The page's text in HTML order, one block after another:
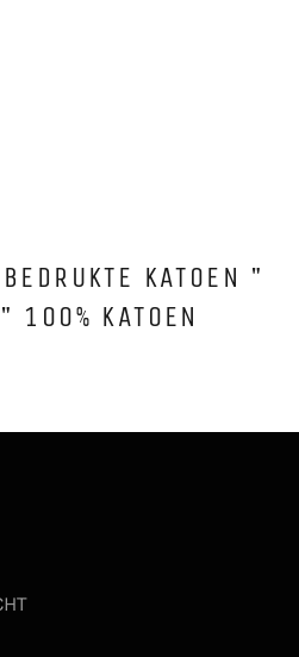
KATOEN "
100% KATOEN